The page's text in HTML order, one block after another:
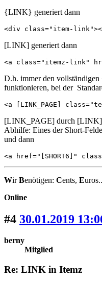
{LINK} generiert dann
<div class="item-
[LINK] generiert dann
<a class="itemz-link"
D.h. immer den
funktionieren, bei der
<a [LINK_PAGE]
[LINK_PAGE] durch [LINK]
Abhilfe: Eines der Short-
und dann
<a href="[SHORT6]"
WirBenötigen: Cents, E
Online
#4 30.01.2019
berny
Mitglied
Re: LINK in Itemz